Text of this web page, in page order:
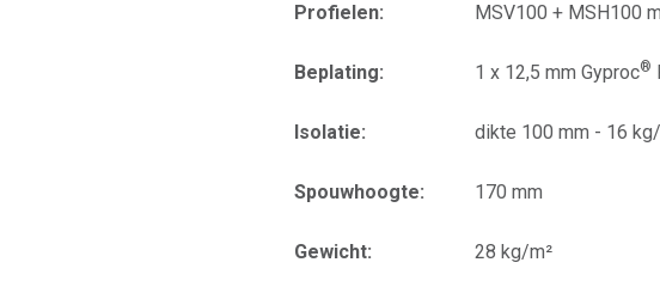
Profielen: MSV100 + MSH100
Beplating: 1 x 12,5 mm Gyproc®
Isolatie: dikte 100 mm - 16
Spouwhoogte: 170 mm
Gewicht: 28 kg/m²